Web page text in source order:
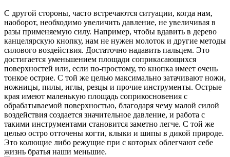
С другой стороны, часто встречаются ситуации, когда нам,
наоборот, необходимо увеличить давление, не увеличивая в
разы применяемую силу. Например, чтобы вдавить в дерево
канцелярскую кнопку, нам не нужен молоток и другие методы
силового воздействия. Достаточно надавить пальцем. Это
достигается уменьшением площади соприкасающихся
поверхностей или, если по-простому, то кнопка имеет очень
тонкое острие. С той же целью максимально затачивают ножи,
ножницы, пилы, иглы, резцы и прочие инструменты. Острые
края имеют маленькую площадь соприкосновения с
обрабатываемой поверхностью, благодаря чему малой силой
воздействия создается значительное давление, и работа с
такими инструментами становится заметно легче. С той же
целью остро отточены когти, клыки и шипы в дикой природе.
Это колющие либо режущие при с которых облегчают себе
жизнь братья наши меньшие.